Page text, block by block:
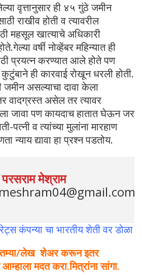
वृत्तानुसार ही ४५ गुंठे जमीन
राखीव होती व त्यावरील
महसूल खात्याचे अधिकारी
वर्षी नोव्हेंबर महिन्यात ही
प्रयत्न करण्यात आले होते पण
कुटुंबाने ही कारवाई रोखून धरली होती.
असल्याचा दावा केला
वादग्रस्त असेल तर त्यावर
जावा पण कायदाच हातात घेऊन जर
पत्नी व त्यांच्या मुलांना मारहाण
न्याय द्यावा हा प्रश्न पडतोय.
मेश्राम
कंपन्या चा भारतीय शेती वर डोळा
लेख शेअर करून इतर
मदत करा.मित्रांना सांगा.